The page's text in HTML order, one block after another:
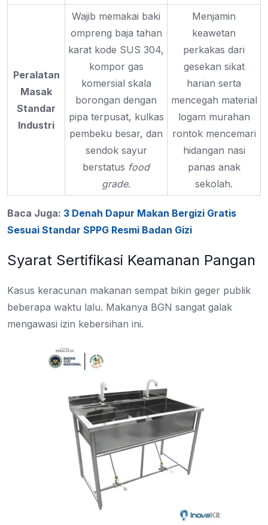
Peralatan
Masak
Standar
Industri
Wajib memakai baki
ompreng baja tahan
karat kode SUS 304,
kompor gas
komersial skala
borongan dengan
pipa terpusat, kulkas
pembeku besar, dan
sendok sayur
berstatus food
grade.
Menjamin
keawetan
perkakas dari
gesekan sikat
harian serta
mencegah material
logam murahan
rontok mencemari
hidangan nasi
panas anak
sekolah.
Baca Juga: 3 Denah Dapur Makan Bergizi Gratis
Sesuai Standar SPPG Resmi Badan Gizi
Syarat Sertifikasi Keamanan Pangan
Kasus keracunan makanan sempat bikin geger publik
beberapa waktu lalu. Makanya BGN sangat galak
mengawasi izin kebersihan ini.